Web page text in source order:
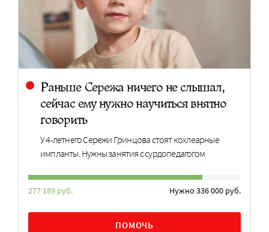
Раньше Сережа ничего не слышал,
сейчас ему нужно научиться внятно
говорить
У 4-летнего Сережи Гринцова стоят кохлеарные
импланты. Нужны занятия с сурдопедагогом
277 189 руб. Нужно 336 000 руб.
ПОМОЧЬ